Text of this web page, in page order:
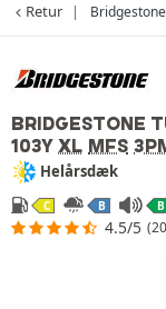
Retur Bridgestone
BRIDGESTONE
103Y XL MFS
Helårsdæk
C B B
4.5/5